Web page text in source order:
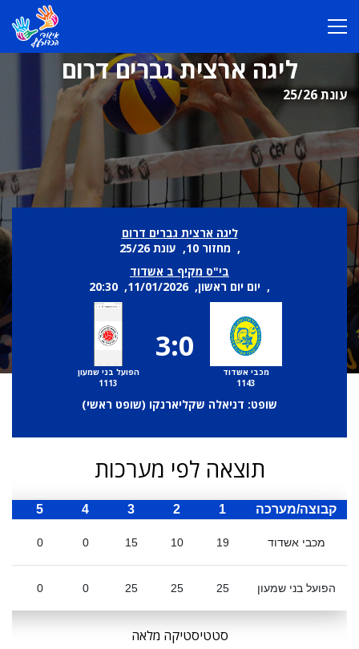
ליגה ארצית גברים דרום
עונת 25/26
ליגה ארצית גברים דרום
, מחזור 10, עונת 25/26
בי"ס מקיף ב אשדוד
, יום יום ראשון, 11/01/2026, 20:30
מכבי אשדוד
1143
3:0
הפועל בני שמעון
1113
שופט: דניאלה שקליארנקו (שופט ראשי)
תוצאה לפי מערכות
קבוצה/מערכה 1
2
3
4
5
מכבי אשדוד 19
10
15
0
0
הפועל בני שמעון 25
25
25
0
0
סטטיסטיקה מלאה